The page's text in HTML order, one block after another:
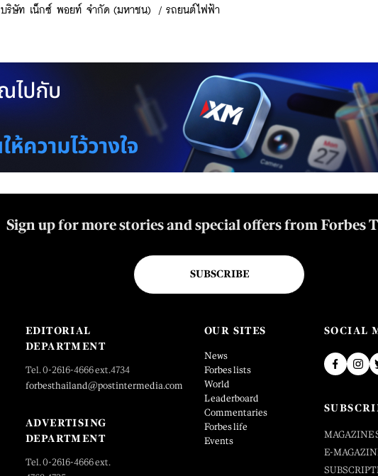
บริษัท เน็กซ์ พอยท์ จำกัด (มหาชน) / รถยนต์ไฟฟ้า
Sign up for more stories and special offers from Forbes
SUBSCRIBE
EDITORIAL
DEPARTMENT
Tel. 0-2616-4666 ext.4734
forbesthailand@postintermedia.com
ADVERTISING
DEPARTMENT
Tel. 0-2616-4666 ext.
OUR SITES
News
Forbes lists
World
Leaderboard
Commentaries
Forbes life
Events
SOCIAL
MAGAZINE
E-